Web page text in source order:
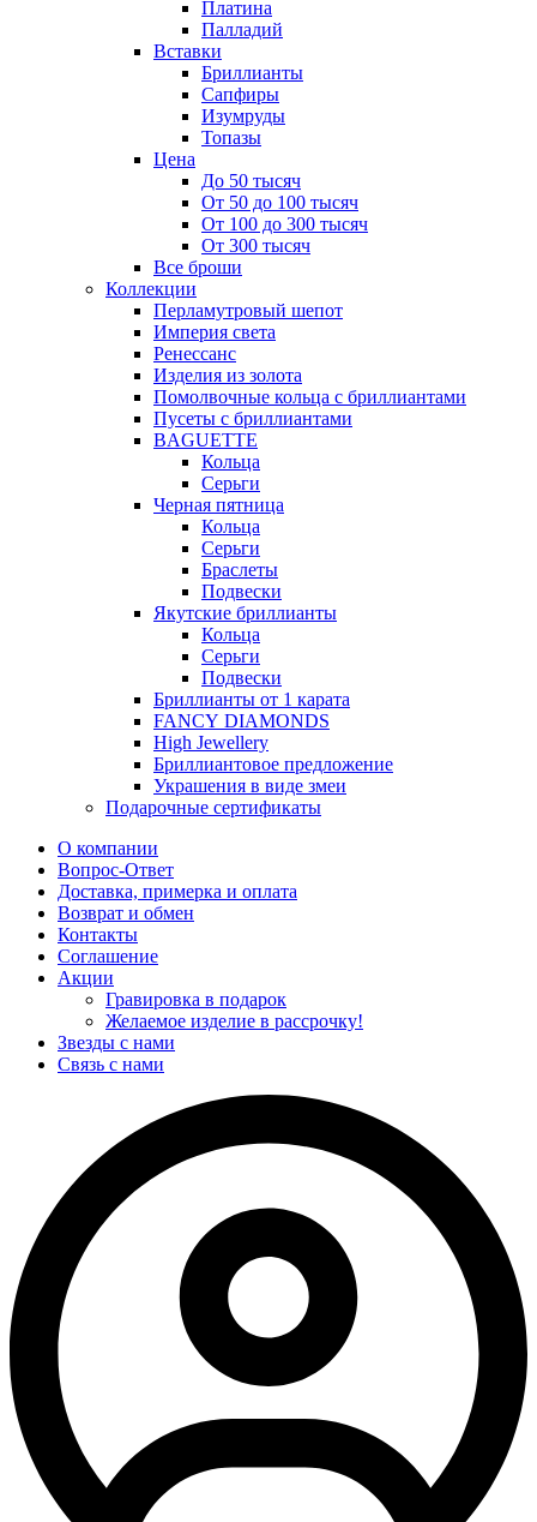
Платина
Палладий
Вставки
Бриллианты
Сапфиры
Изумруды
Топазы
Цена
До 50 тысяч
От 50 до 100 тысяч
От 100 до 300 тысяч
От 300 тысяч
Все броши
Коллекции
Перламутровый шепот
Империя света
Ренессанс
Изделия из золота
Помолвочные кольца с бриллиантами
Пусеты с бриллиантами
BAGUETTE
Кольца
Серьги
Черная пятница
Кольца
Серьги
Браслеты
Подвески
Якутские бриллианты
Кольца
Серьги
Подвески
Бриллианты от 1 карата
FANCY DIAMONDS
High Jewellery
Бриллиантовое предложение
Украшения в виде змеи
Подарочные сертификаты
О компании
Вопрос-Ответ
Доставка, примерка и оплата
Возврат и обмен
Контакты
Соглашение
Акции
Гравировка в подарок
Желаемое изделие в рассрочку!
Звезды с нами
Связь с нами